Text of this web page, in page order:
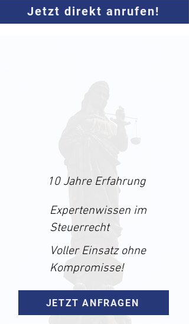
Jetzt direkt anrufen!
10 Jahre Erfahrung
Expertenwissen im
Steuerrecht
Voller Einsatz ohne
Kompromisse!
JETZT ANFRAGEN